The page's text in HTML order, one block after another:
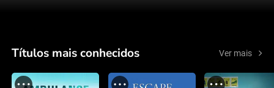
Títulos mais conhecidos Ver mais